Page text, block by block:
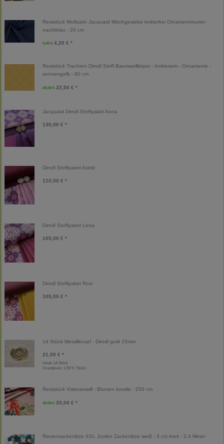
Reststück Wollsatin Jacquard Mischgewebe knitterfrei Ornamentmuster -
nachtblau - 20 cm
8,40 € 4,20 € *
Reststück Trachten Dirndl Stoff Baumwollköper - knitterarm - Ornamente -
sonnengelb - 60 cm
25,00 € 22,50 € *
Jacquard Dirndl Stoffpaket Anna
130,00 € *
Dirndl Stoffpaket Astrid
110,00 € *
Dirndl Stoffpaket Lena
105,00 € *
Dirndl Stoffpaket Rosi
105,00 € *
14 Stück Metallknopf - Dirndl gold 15mm
21,00 € *
Inhalt: 14 Stück
Grundpreis: 1,50 € / Stück
Reststück Viskosetwill - Blumen koralle - 250 cm
40,00 € 20,00 € *
Riesenzackenlitze XXL Jumbo Zackenlitze weiß - 3 cm breit - 2,4 Meter